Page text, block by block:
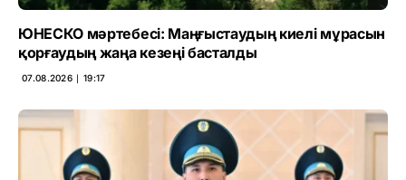
ЮНЕСКО мәртебесі: Маңғыстаудың киелі мұрасын
қорғаудың жаңа кезеңі басталды
07.08.2026 ∣ 19:17